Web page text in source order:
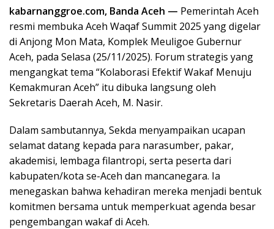
kabarnanggroe.com, Banda Aceh — Pemerintah Aceh
resmi membuka Aceh Waqaf Summit 2025 yang digelar
di Anjong Mon Mata, Komplek Meuligoe Gubernur
Aceh, pada Selasa (25/11/2025). Forum strategis yang
mengangkat tema “Kolaborasi Efektif Wakaf Menuju
Kemakmuran Aceh” itu dibuka langsung oleh
Sekretaris Daerah Aceh, M. Nasir.
Dalam sambutannya, Sekda menyampaikan ucapan
selamat datang kepada para narasumber, pakar,
akademisi, lembaga filantropi, serta peserta dari
kabupaten/kota se-Aceh dan mancanegara. Ia
menegaskan bahwa kehadiran mereka menjadi bentuk
komitmen bersama untuk memperkuat agenda besar
pengembangan wakaf di Aceh.